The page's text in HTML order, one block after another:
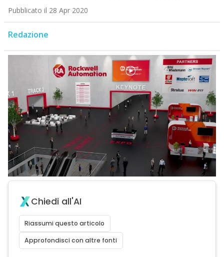
Pubblicato il 28 Apr 2020
Redazione
Chiedi all'AI
Riassumi questo articolo
Approfondisci con altre fonti